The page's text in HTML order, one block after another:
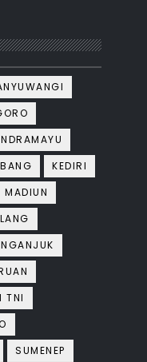
KEDIRI
MADIUN
NGANJUK
TNI
SUMENEP